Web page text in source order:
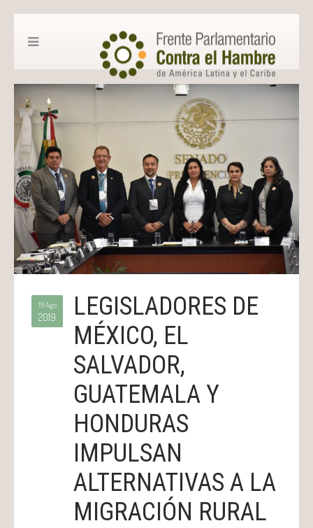
19 Ago
2019
LEGISLADORES DE
MÉXICO, EL
SALVADOR,
GUATEMALA Y
HONDURAS
IMPULSAN
ALTERNATIVAS A LA
MIGRACIÓN RURAL